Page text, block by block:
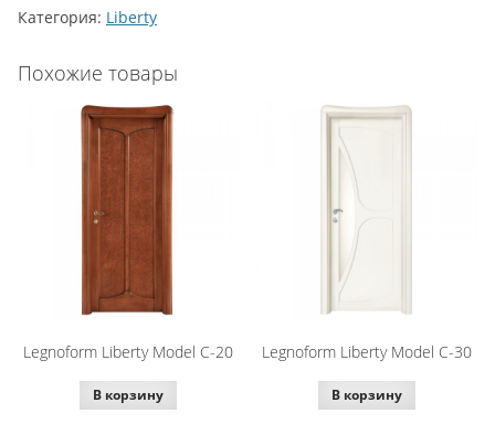
Model
31
Категория: Liberty
Похожие товары
Legnoform Liberty Model C-20
В корзину
Legnoform Liberty Model C-30
В корзину